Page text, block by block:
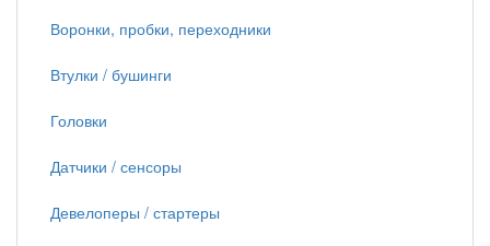
Воронки, пробки, переходники
Втулки / бушинги
Головки
Датчики / сенсоры
Девелоперы / стартеры